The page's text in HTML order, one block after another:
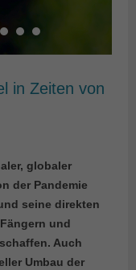
in Zeiten von
globaler
der Pandemie
seine direkten
und
Auch
Umbau der